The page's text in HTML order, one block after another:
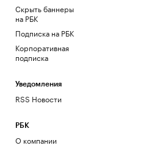
Скрыть баннеры
на РБК
Подписка на РБК
Корпоративная
подписка
Уведомления
RSS Новости
РБК
О компании